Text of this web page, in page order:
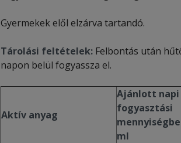
Gyermekek elől elzárva tartandó.
Tárolási feltételek: Felbontás után
napon belül fogyassza el.
Aktív anyag
Ajánlott napi
fogyasztási
ml